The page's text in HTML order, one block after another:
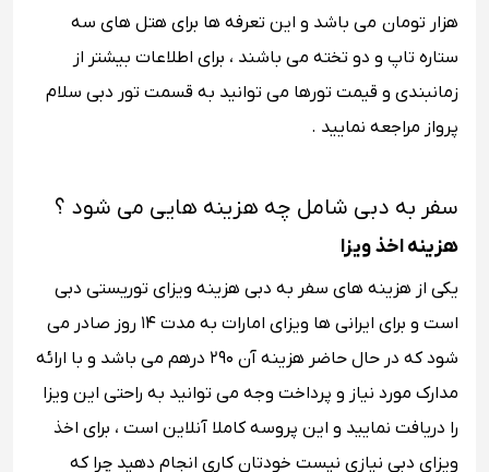
هزار تومان می باشد و این تعرفه ها برای هتل های سه
ستاره تاپ و دو تخته می باشند ، برای اطلاعات بیشتر از
زمانبندی و قیمت تورها می توانید به قسمت تور دبی سلام
پرواز مراجعه نمایید .
سفر به دبی شامل چه هزینه هایی می شود ؟
هزینه اخذ ویزا
یکی از هزینه های سفر به دبی هزینه ویزای توریستی دبی
است و برای ایرانی ها ویزای امارات به مدت ۱۴ روز صادر می
شود که در حال حاضر هزینه آن ۲۹۰ درهم می باشد و با ارائه
مدارک مورد نیاز و پرداخت وجه می توانید به راحتی این ویزا
را دریافت نمایید و این پروسه کاملا آنلاین است ، برای اخذ
ویزای دبی نیازی نیست خودتان کاری انجام دهید چرا که